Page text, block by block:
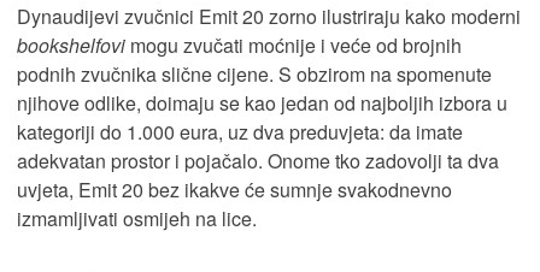
Dynaudijevi zvučnici Emit 20 zorno ilustriraju kako moderni
bookshelfovi mogu zvučati moćnije i veće od brojnih
podnih zvučnika slične cijene. S obzirom na spomenute
njihove odlike, doimaju se kao jedan od najboljih izbora u
kategoriji do 1.000 eura, uz dva preduvjeta: da imate
adekvatan prostor i pojačalo. Onome tko zadovolji ta dva
uvjeta, Emit 20 bez ikakve će sumnje svakodnevno
izmamljivati osmijeh na lice.